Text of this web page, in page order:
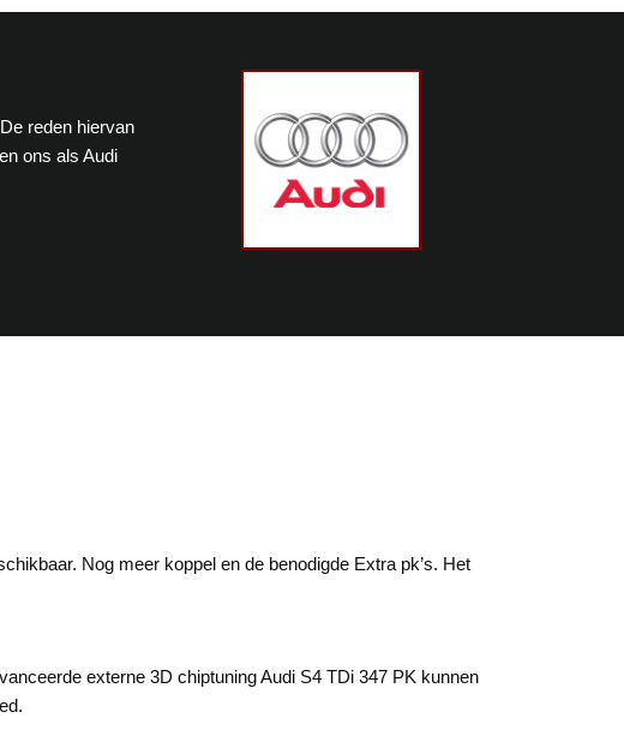
reden hiervan
ons als Audi
Nog meer koppel en de benodigde Extra pk’s. Het
externe 3D chiptuning Audi S4 TDi 347 PK kunnen